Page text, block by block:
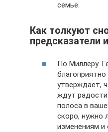
семье.
Как толкуют
предсказатели
По Миллеру.
утверждает,
ждут радости
полоса в
скоро, нужно
изменениям и